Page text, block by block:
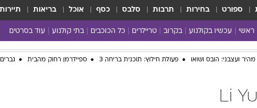
ספורט בחירות תרבות סלבס כסף אוכל בריאות תיירות
ראשי עכשיו בקולנוע בקרוב טריילרים כל הכוכבים בתי קולנוע עוד בסרטים
כל הסרטים
מהיר ועצבני: הובס ושואו פעולת חילוץ: תוכנית בריחה 3 ספיידרמן רחוק מהבית